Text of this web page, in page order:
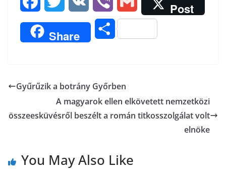
a
c
b
w
i
t
e
K
i
b
r
m
a
Post
Share
O
z
Gyűrűzik a botrány Győrben
A magyarok ellen elkövetett nemzetközi
összeesküvésről beszélt a román titkosszolgálat volt
elnöke
You May Also Like